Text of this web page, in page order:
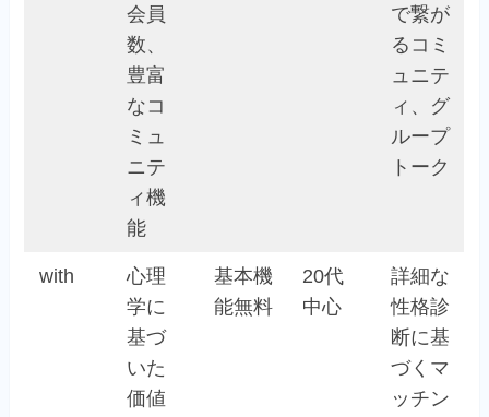
会員
数、
豊富
なコ
ミュ
ニテ
ィ機
能
で繋が
るコミ
ュニテ
ィ、グ
ループ
トーク
with
心理
学に
基づ
いた
価値
基本機
能無料
20代
中心
詳細な
性格診
断に基
づくマ
ッチン